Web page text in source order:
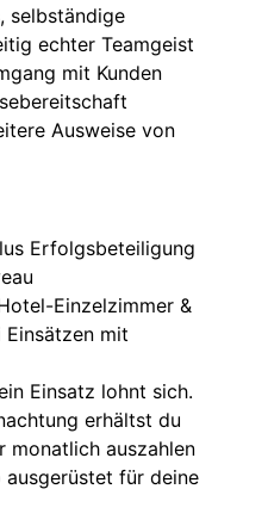
selbständige
echter Teamgeist
mit Kunden
Ausweise von
Erfolgsbeteiligung
Einzelzimmer &
mit
Einsatz lohnt sich.
erhältst du
monatlich auszahlen
für deine